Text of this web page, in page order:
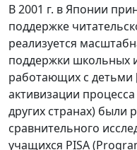
В 2001 г. в Японии
поддержке
реализуется
поддержки школьных
работающих с
активизации
других странах) были
сравнительного
учащихся PISA